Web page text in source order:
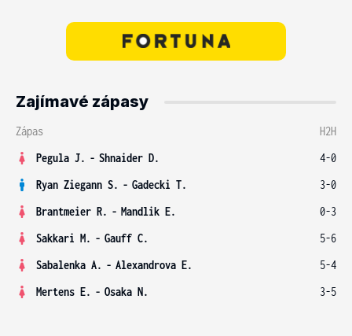
Zajímavé zápasy
Zápas
H2H
Pegula J. - Shnaider D.
4-0
Ryan Ziegann S. - Gadecki T.
3-0
Brantmeier R. - Mandlik E.
0-3
Sakkari M. - Gauff C.
5-6
Sabalenka A. - Alexandrova E.
5-4
Mertens E. - Osaka N. 3-5